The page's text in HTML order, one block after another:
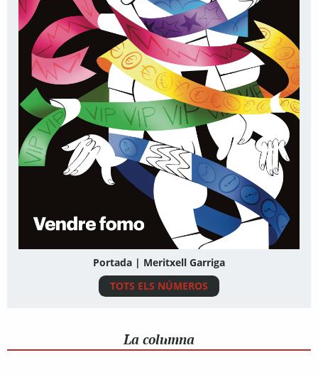
Portada | Meritxell Garriga
TOTS ELS NÚMEROS
La columna